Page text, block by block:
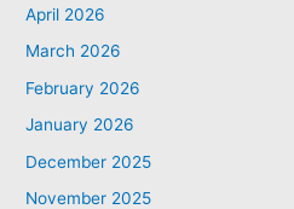
April 2026
March 2026
February 2026
January 2026
December 2025
November 2025